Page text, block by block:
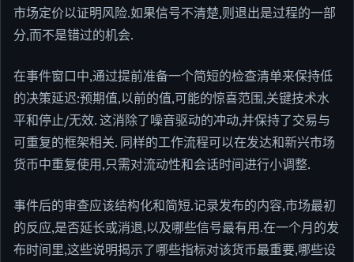
市场定价以证明风险.如果信号不清楚,则退出是过程的一部
分,而不是错过的机会.
在事件窗口中,通过提前准备一个简短的检查清单来保持低
的决策延迟:预期值,以前的值,可能的惊喜范围,关键技术水
平和停止/无效. 这消除了噪音驱动的冲动,并保持了交易与
可重复的框架相关. 同样的工作流程可以在发达和新兴市场
货币中重复使用,只需对流动性和会话时间进行小调整.
事件后的审查应该结构化和简短.记录发布的内容,市场最初
的反应,是否延长或消退,以及哪些信号最有用.在一个月的发
布时间里,这些说明揭示了哪些指标对该货币最重要,哪些设